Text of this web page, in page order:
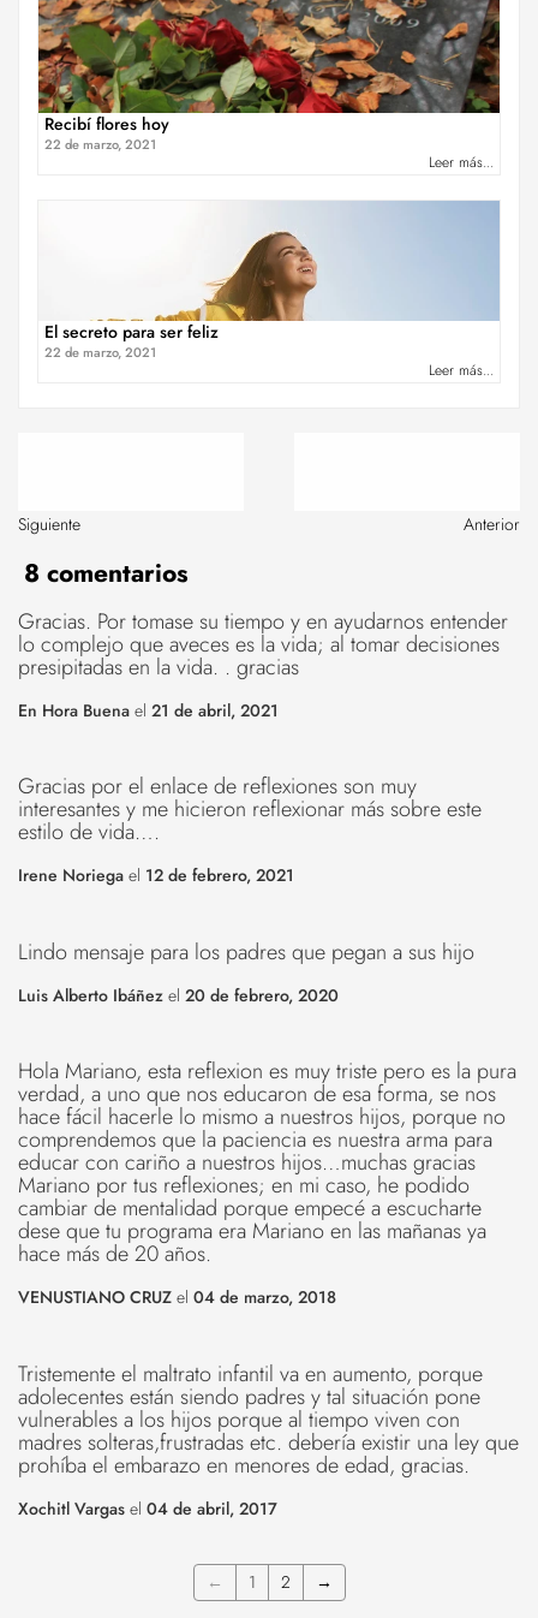
Recibí flores hoy
22 de marzo, 2021
Leer más...
El secreto para ser feliz
22 de marzo, 2021
Leer más...
Anterior
Siguiente
8 comentarios
Gracias. Por tomase su tiempo y en ayudarnos entender
lo complejo que aveces es la vida; al tomar decisiones
presipitadas en la vida. . gracias
En Hora Buena el 21 de abril, 2021
Gracias por el enlace de reflexiones son muy
interesantes y me hicieron reflexionar más sobre este
estilo de vida….
Irene Noriega el 12 de febrero, 2021
Lindo mensaje para los padres que pegan a sus hijo
Luis Alberto Ibáñez el 20 de febrero, 2020
Hola Mariano, esta reflexion es muy triste pero es la pura
verdad, a uno que nos educaron de esa forma, se nos
hace fácil hacerle lo mismo a nuestros hijos, porque no
comprendemos que la paciencia es nuestra arma para
educar con cariño a nuestros hijos…muchas gracias
Mariano por tus reflexiones; en mi caso, he podido
cambiar de mentalidad porque empecé a escucharte
dese que tu programa era Mariano en las mañanas ya
hace más de 20 años.
VENUSTIANO CRUZ el 04 de marzo, 2018
Tristemente el maltrato infantil va en aumento, porque
adolecentes están siendo padres y tal situación pone
vulnerables a los hijos porque al tiempo viven con
madres solteras,frustradas etc. debería existir una ley que
prohíba el embarazo en menores de edad, gracias.
Xochitl Vargas el 04 de abril, 2017
← 1 2 →